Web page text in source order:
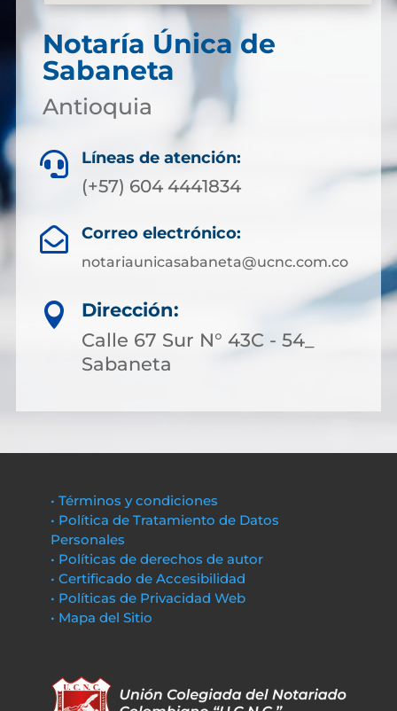
Notaría Única de
Sabaneta
Antioquia
 Líneas de atención:
(+57) 604 4441834
 Correo electrónico:
notariaunicasabaneta@ucnc.com.co

Dirección:
Calle 67 Sur N° 43C - 54_
Sabaneta
• Términos y condiciones
• Política de Tratamiento de Datos
Personales
• Políticas de derechos de autor
• Certificado de Accesibilidad
• Políticas de Privacidad Web
• Mapa del Sitio